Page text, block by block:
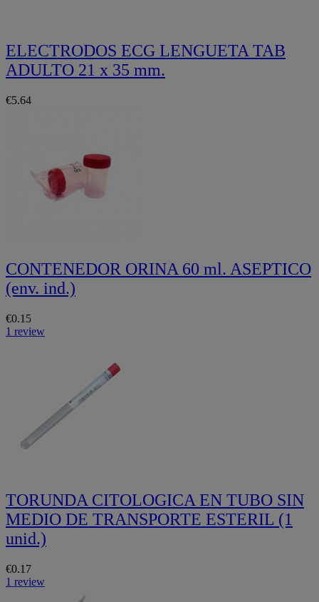
ELECTRODOS ECG LENGUETA TAB
ADULTO 21 x 35 mm.
€5.64
CONTENEDOR ORINA 60 ml. ASEPTICO
(env. ind.)
€0.15
1 review
TORUNDA CITOLOGICA EN TUBO SIN
MEDIO DE TRANSPORTE ESTERIL (1
unid.)
€0.17
1 review